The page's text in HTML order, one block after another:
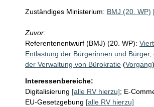
Zuständiges Ministerium: BMJ (20. WP)
Zuvor:
Referentenentwurf (BMJ) (20. WP):
Entlastung der Bürgerinnen und
der Verwaltung von Bürokratie (Vorgang)
Interessenbereiche:
Digitalisierung [alle RV hierzu]; E-
EU-Gesetzgebung [alle RV hierzu]